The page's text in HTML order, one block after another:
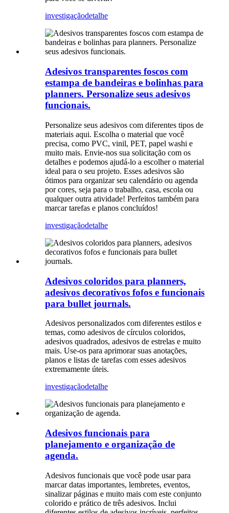
investigaçãodetalhe
Adesivos transparentes foscos com
estampa de bandeiras e bolinhas para
planners. Personalize seus adesivos
funcionais.
Personalize seus adesivos com diferentes tipos de
materiais aqui. Escolha o material que você
precisa, como PVC, vinil, PET, papel washi e
muito mais. Envie-nos sua solicitação com os
detalhes e podemos ajudá-lo a escolher o material
ideal para o seu projeto. Esses adesivos são
ótimos para organizar seu calendário ou agenda
por cores, seja para o trabalho, casa, escola ou
qualquer outra atividade! Perfeitos também para
marcar tarefas e planos concluídos!
investigaçãodetalhe
Adesivos coloridos para planners,
adesivos decorativos fofos e funcionais
para bullet journals.
Adesivos personalizados com diferentes estilos e
temas, como adesivos de círculos coloridos,
adesivos quadrados, adesivos de estrelas e muito
mais. Use-os para aprimorar suas anotações,
planos e listas de tarefas com esses adesivos
extremamente úteis.
investigaçãodetalhe
Adesivos funcionais para
planejamento e organização de
agenda.
Adesivos funcionais que você pode usar para
marcar datas importantes, lembretes, eventos,
sinalizar páginas e muito mais com este conjunto
colorido e prático de três adesivos. Inclui